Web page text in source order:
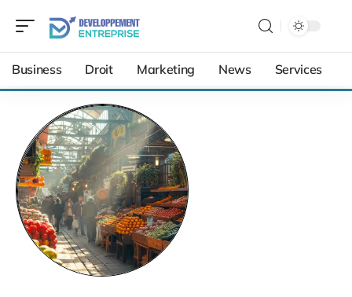
Business Droit Marketing News Services